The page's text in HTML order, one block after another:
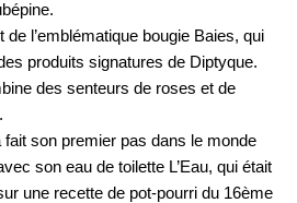
l’emblématique bougie Baies, qui
produits signatures de Diptyque.
des senteurs de roses et de
son premier pas dans le monde
son eau de toilette L’Eau, qui était
une recette de pot-pourri du 16ème